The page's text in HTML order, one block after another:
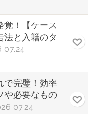
覚！【ケース
法と入籍のタ
で完璧！効率
や必要なもの